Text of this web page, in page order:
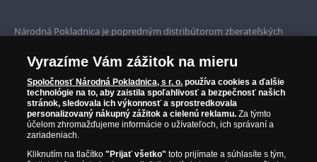
Iba originálne produkty
Národná Pokladnica je popredným distribútorom zberateľských
od roku 2010.
Národná Pokladnica je oficiálnym distribútorom numizmatických
emisií z viac ako 50 krajín, vrátane známych mincovní a emitentov
ako je Britská kráľovská mincovňa, Kráľovská kanadská mincovňa,
Parížska mincovňa, Nórska mincovňa, Fínska mincovňa alebo
Austrálska mincovňa Perth. Spoločnosť svojim zákazníkom a
zberateľom garantuje, že všetky produkty sú v originálnej a v
autentickosti.
Vyrazíme Vám zážitok na mieru
Spoločnosť Národná Pokladnica, s r. o. používa cookies a ďalšie
technológie na to, aby zaistila spoľahlivosť a bezpečnosť našich
stránok, sledovala ich výkonnosť a sprostredkovala
personalizovaný nákupný zážitok a cielenú reklamu. Za týmto
účelom zhromažďujeme informácie o užívateľoch, ich správaní a
zariadeniach.
Kliknutím na tlačítko"Prijať všetko" toto prijímate a súhlasíte s tým,